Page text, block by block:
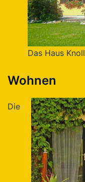
Das Haus Knoll
Wohnen
Die